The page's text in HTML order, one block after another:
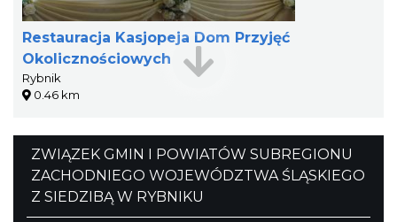
Restauracja Kasjopeja Dom Przyjęć
Okolicznościowych
Rybnik
0.46 km
ZWIĄZEK GMIN I POWIATÓW SUBREGIONU
ZACHODNIEGO WOJEWÓDZTWA ŚLĄSKIEGO
Z SIEDZIBĄ W RYBNIKU